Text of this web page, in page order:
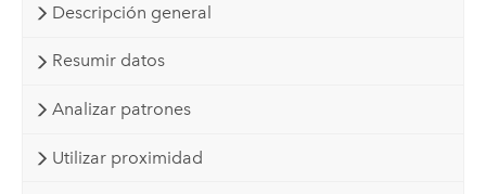
Descripción general
Resumir datos
Analizar patrones
Utilizar proximidad